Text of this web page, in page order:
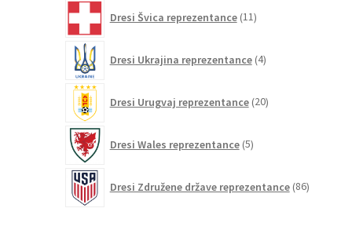
Dresi Švica reprezentance 11izdelkov
Dresi Ukrajina reprezentance 4izdelki
Dresi Urugvaj reprezentance 20izdelkov
Dresi Wales reprezentance 5izdelkov
Dresi Združene države reprezentance 86izdelkov